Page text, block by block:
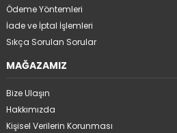
Ödeme Yöntemleri
İade ve İptal İşlemleri
Sıkça Sorulan Sorular
MAĞAZAMIZ
Bize Ulaşın
Hakkımızda
Kişisel Verilerin Korunması